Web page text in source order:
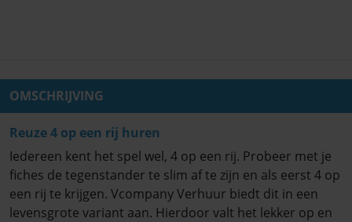
OMSCHRIJVING
Reuze 4 op een rij huren
Iedereen kent het spel wel, 4 op een rij. Probeer met je
fiches de tegenstander te slim af te zijn en als eerst 4 op
een rij te krijgen. Vcompany Verhuur biedt dit in een
levensgrote variant aan. Hierdoor valt het lekker op en